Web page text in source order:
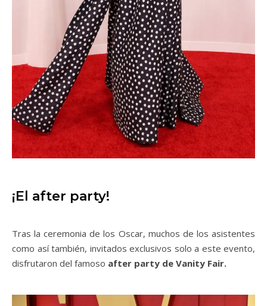
¡El after party!
Tras la ceremonia de los Oscar, muchos de los asistentes
como así también, invitados exclusivos solo a este evento,
disfrutaron del famoso after party de Vanity Fair.